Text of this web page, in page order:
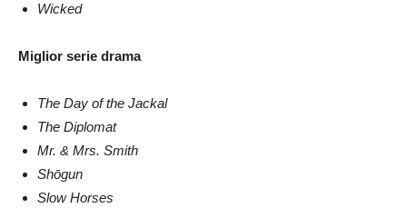
Wicked
Miglior serie drama
The Day of the Jackal
The Diplomat
Mr. & Mrs. Smith
Shōgun
Slow Horses